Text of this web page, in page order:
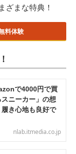
ざまな特典！
料体験
で4000円で買
ニーカー」の想
き心地も良好で
nlab.itmedia.co.jp